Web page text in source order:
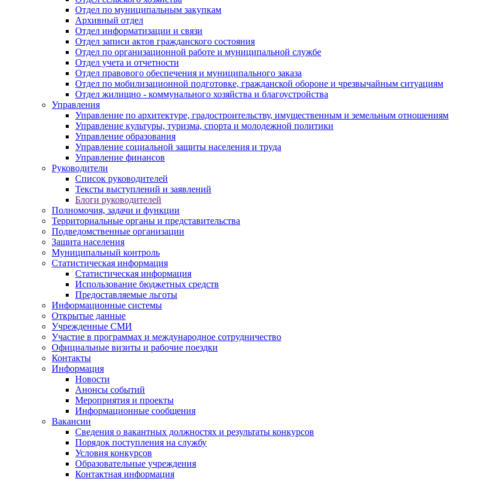
Отдел по муниципальным закупкам
Архивный отдел
Отдел информатизации и связи
Отдел записи актов гражданского состояния
Отдел по организационной работе и муниципальной службе
Отдел учета и отчетности
Отдел правового обеспечения и муниципального заказа
Отдел по мобилизационной подготовке, гражданской обороне и чрезвычайным ситуациям
Отдел жилищно - коммунального хозяйства и благоустройства
Управления
Управление по архитектуре, градостроительству, имущественным и земельным отношениям
Управление культуры, туризма, спорта и молодежной политики
Управление образования
Управление социальной защиты населения и труда
Управление финансов
Руководители
Список руководителей
Тексты выступлений и заявлений
Блоги руководителей
Полномочия, задачи и функции
Территориальные органы и представительства
Подведомственные организации
Защита населения
Муниципальный контроль
Статистическая информация
Статистическая информация
Использование бюджетных средств
Предоставляемые льготы
Информационные системы
Открытые данные
Учрежденные СМИ
Участие в программах и международное сотрудничество
Официальные визиты и рабочие поездки
Контакты
Информация
Новости
Анонсы событий
Мероприятия и проекты
Информационные сообщения
Вакансии
Сведения о вакантных должностях и результаты конкурсов
Порядок поступления на службу
Условия конкурсов
Образовательные учреждения
Контактная информация